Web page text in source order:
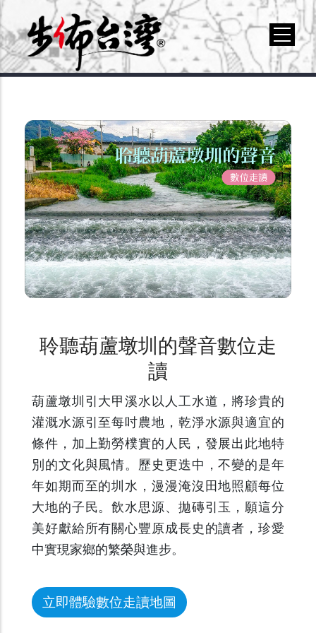
聆聽葫蘆墩圳的聲音數位走
讀
葫蘆墩圳引大甲溪水以人工水道，將珍貴的
灌溉水源引至每吋農地，乾淨水源與適宜的
條件，加上勤勞樸實的人民，發展出此地特
別的文化與風情。歷史更迭中，不變的是年
年如期而至的圳水，漫漫淹沒田地照顧每位
大地的子民。飲水思源、拋磚引玉，願這分
美好獻給所有關心豐原成長史的讀者，珍愛
中實現家鄉的繁榮與進步。
立即體驗數位走讀地圖